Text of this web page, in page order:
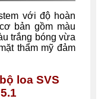
với độ hoàn
bản gồm màu
trắng bóng vừa
thẩm mỹ đảm
loa SVS